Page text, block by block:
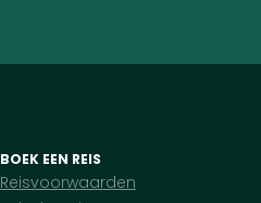
BOEK EEN REIS
Reisvoorwaarden